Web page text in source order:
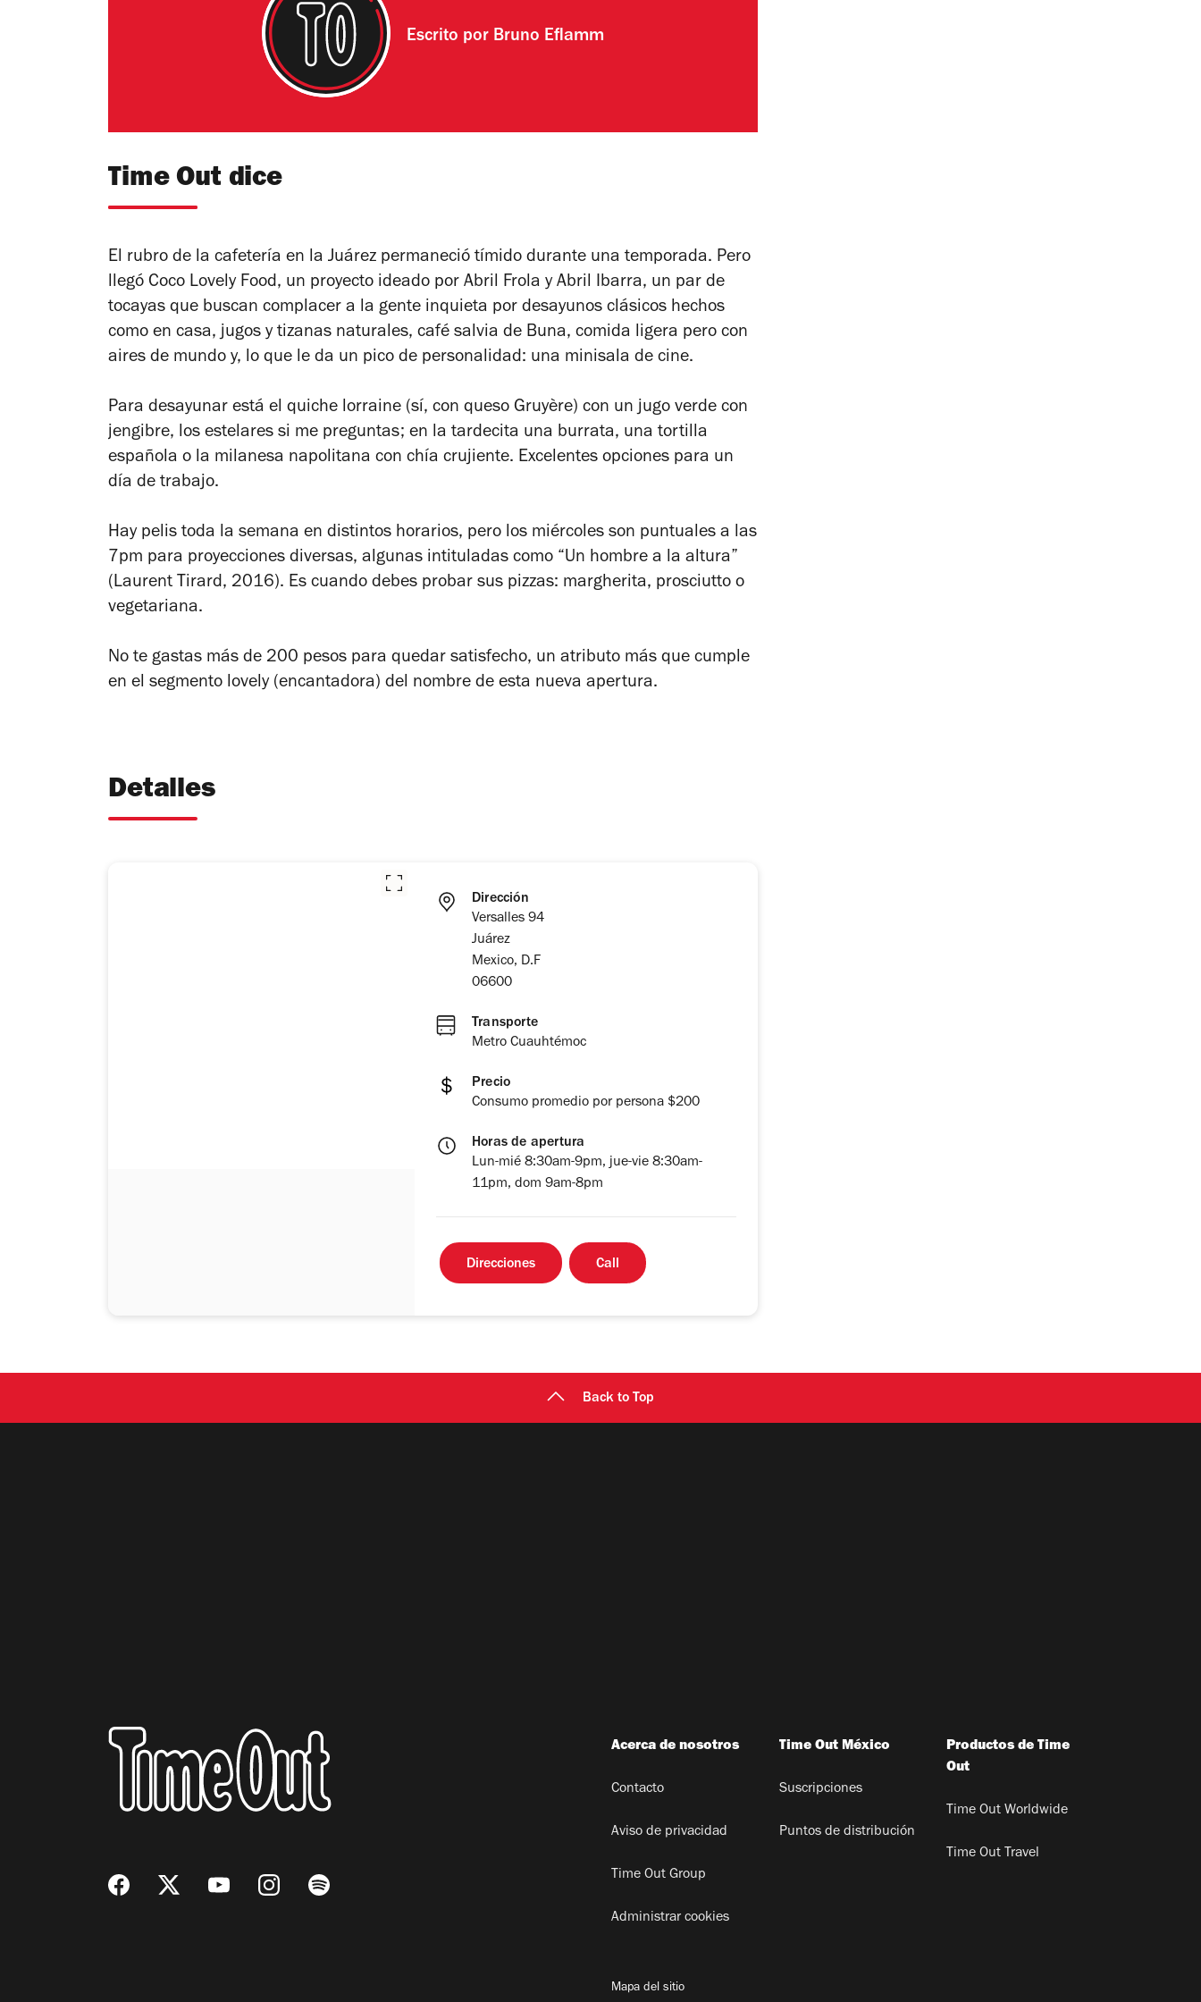
Escrito por Bruno Eflamm
Time Out dice
El rubro de la cafetería en la Juárez permaneció tímido durante una temporada. Pero
llegó Coco Lovely Food, un proyecto ideado por Abril Frola y Abril Ibarra, un par de
tocayas que buscan complacer a la gente inquieta por desayunos clásicos hechos
como en casa, jugos y tizanas naturales, café salvia de Buna, comida ligera pero con
aires de mundo y, lo que le da un pico de personalidad: una minisala de cine.
Para desayunar está el quiche lorraine (sí, con queso Gruyère) con un jugo verde con
jengibre, los estelares si me preguntas; en la tardecita una burrata, una tortilla
española o la milanesa napolitana con chía crujiente. Excelentes opciones para un
día de trabajo.
Hay pelis toda la semana en distintos horarios, pero los miércoles son puntuales a las
7pm para proyecciones diversas, algunas intituladas como “Un hombre a la altura”
(Laurent Tirard, 2016). Es cuando debes probar sus pizzas: margherita, prosciutto o
vegetariana.
No te gastas más de 200 pesos para quedar satisfecho, un atributo más que cumple
en el segmento lovely(encantadora) del nombre de esta nueva apertura.
Detalles
Dirección
Versalles 94
Juárez
Mexico, D.F
06600
Transporte
Metro Cuauhtémoc
Precio
Consumo promedio por persona $200
Horas de apertura
Lun-mié 8:30am-9pm, jue-vie 8:30am-
11pm, dom 9am-8pm
Direcciones Call
Back to Top
Acerca de nosotros
Contacto
Aviso de privacidad
Time Out Group
Administrar cookies
Time Out México
Suscripciones
Puntos de distribución
Productos de Time
Out
Time Out Worldwide
Time Out Travel
Mapa del sitio